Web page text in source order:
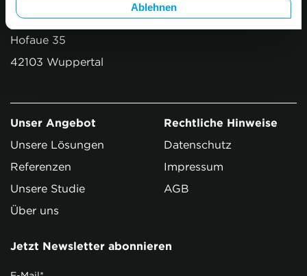
a
s
Ablehnen
summarum GmbH
Hofaue 35
42103 Wuppertal
Unser Angebot
Unsere Lösungen
Referenzen
Unsere Studie
Über uns
Rechtliche Hinweise
Datenschutz
Impressum
AGB
Jetzt Newsletter abonnieren